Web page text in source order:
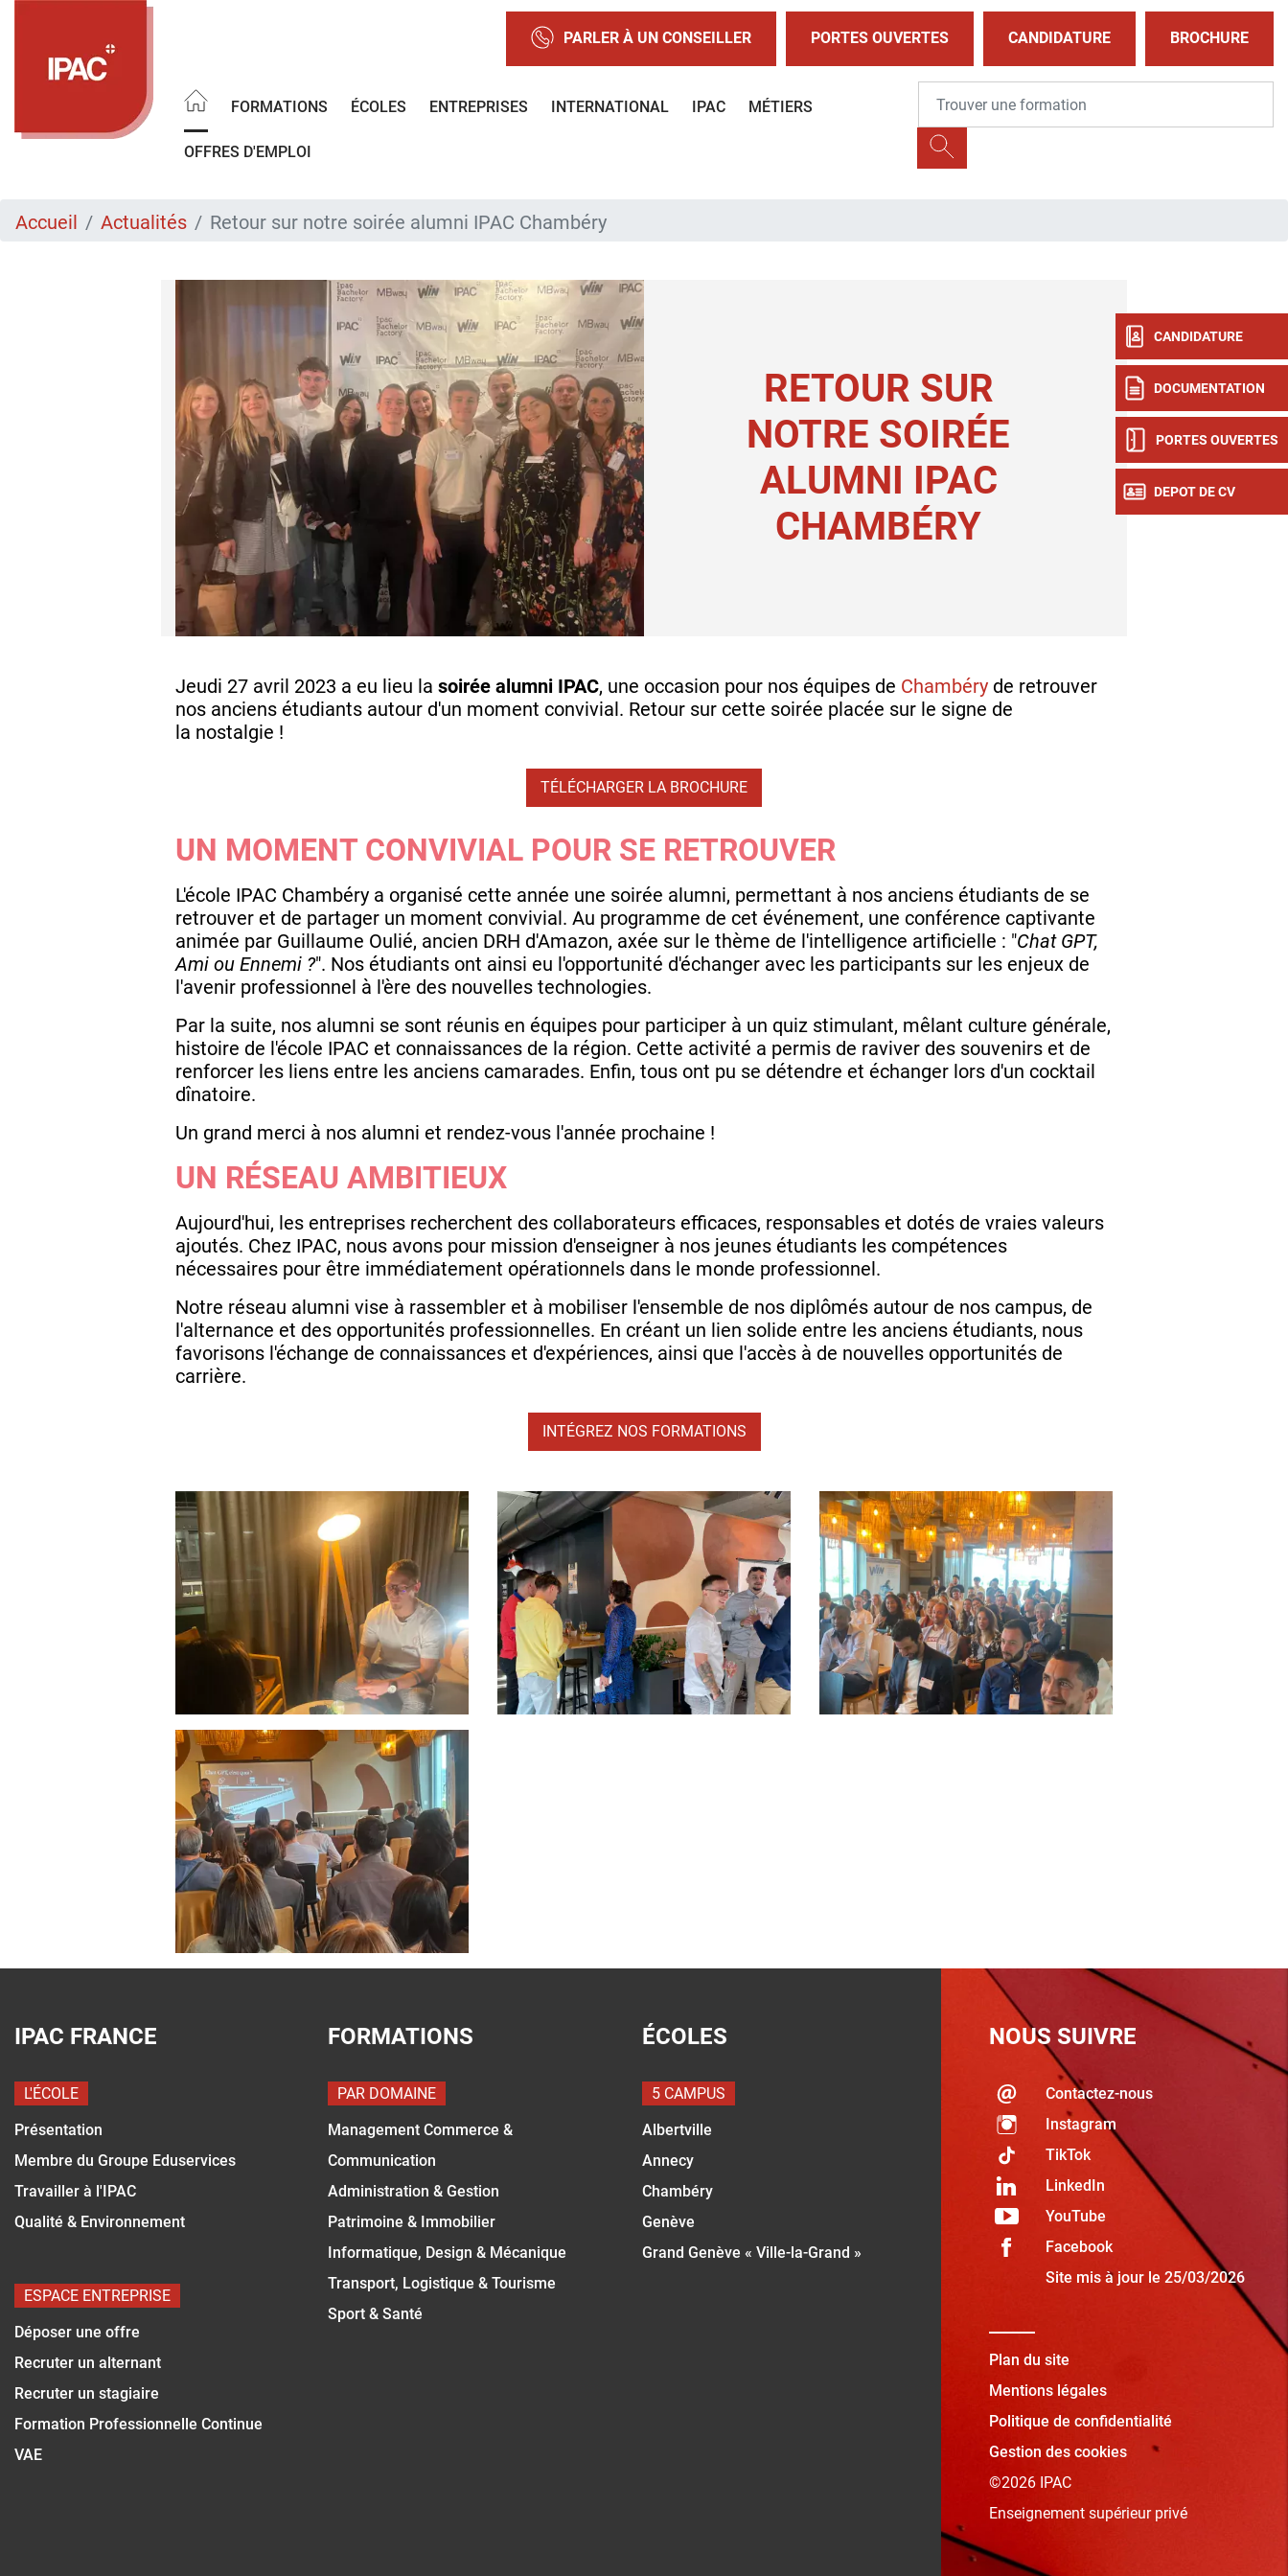
PARLER À UN CONSEILLER PORTES OUVERTES CANDIDATURE BROCHURE
FORMATIONS ÉCOLES ENTREPRISES INTERNATIONAL IPAC MÉTIERS
OFFRES D'EMPLOI
CANDIDATURE
DOCUMENTATION
PORTES OUVERTES
DEPOT DE CV
Accueil Actualités Retour sur notre soirée alumni IPAC Chambéry
RETOUR SUR
NOTRE SOIRÉE
ALUMNI IPAC
CHAMBÉRY
Jeudi 27 avril 2023 a eu lieu la soirée alumni IPAC, une occasion pour nos équipes de Chambéry de retrouver
nos anciens étudiants autour d'un moment convivial. Retour sur cette soirée placée sur le signe de
la nostalgie !
TÉLÉCHARGER LA BROCHURE
UN MOMENT CONVIVIAL POUR SE RETROUVER
L'école IPAC Chambéry a organisé cette année une soirée alumni, permettant à nos anciens étudiants de se
retrouver et de partager un moment convivial. Au programme de cet événement, une conférence captivante
animée par Guillaume Oulié, ancien DRH d'Amazon, axée sur le thème de l'intelligence artificielle : "Chat GPT,
Ami ou Ennemi ?". Nos étudiants ont ainsi eu l'opportunité d'échanger avec les participants sur les enjeux de
l'avenir professionnel à l'ère des nouvelles technologies.
Par la suite, nos alumni se sont réunis en équipes pour participer à un quiz stimulant, mêlant culture générale,
histoire de l'école IPAC et connaissances de la région. Cette activité a permis de raviver des souvenirs et de
renforcer les liens entre les anciens camarades. Enfin, tous ont pu se détendre et échanger lors d'un cocktail
dînatoire.
Un grand merci à nos alumni et rendez-vous l'année prochaine !
UN RÉSEAU AMBITIEUX
Aujourd'hui, les entreprises recherchent des collaborateurs efficaces, responsables et dotés de vraies valeurs
ajoutés. Chez IPAC, nous avons pour mission d'enseigner à nos jeunes étudiants les compétences
nécessaires pour être immédiatement opérationnels dans le monde professionnel.
Notre réseau alumni vise à rassembler et à mobiliser l'ensemble de nos diplômés autour de nos campus, de
l'alternance et des opportunités professionnelles. En créant un lien solide entre les anciens étudiants, nous
favorisons l'échange de connaissances et d'expériences, ainsi que l'accès à de nouvelles opportunités de
carrière.
INTÉGREZ NOS FORMATIONS
IPAC FRANCE
L'ÉCOLE
Présentation
Membre du Groupe Eduservices
Travailler à l'IPAC
Qualité & Environnement
ESPACE ENTREPRISE
Déposer une offre
Recruter un alternant
Recruter un stagiaire
Formation Professionnelle Continue
VAE
FORMATIONS
PAR DOMAINE
Management Commerce &
Communication
Administration & Gestion
Patrimoine & Immobilier
Informatique, Design & Mécanique
Transport, Logistique & Tourisme
Sport & Santé
ÉCOLES
5 CAMPUS
Albertville
Annecy
Chambéry
Genève
Grand Genève « Ville-la-Grand »
NOUS SUIVRE
Contactez-nous
Instagram
TikTok
LinkedIn
YouTube
Facebook
Site mis à jour le 25/03/2026
Plan du site
Mentions légales
Politique de confidentialité
Gestion des cookies
©2026 IPAC
Enseignement supérieur privé